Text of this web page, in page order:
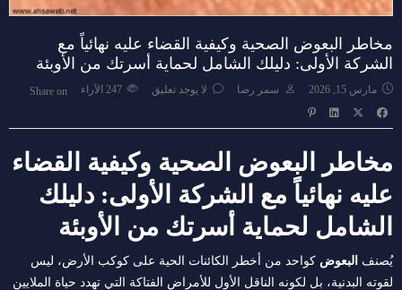
مخاطر البعوض الصحية وكيفية القضاء عليه نهائياً مع
الشركة الأولى: دليلك الشامل لحماية أسرتك من الأوبئة
مارس 15, 2026 سمر رضا لا يوجد تعليق الآراء Share on
مخاطر البعوض الصحية وكيفية القضاء
عليه نهائياً مع الشركة الأولى: دليلك
الشامل لحماية أسرتك من الأوبئة
يُصنف البعوض كواحد من أخطر الكائنات الحية على كوكب الأرض، ليس
لقوته البدنية، بل لكونه الناقل الأول للأمراض الفتاكة التي تهدد حياة الملايين